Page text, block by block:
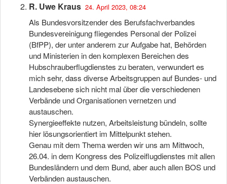
R. Uwe Kraus 24. April 2023, 08:24
Als Bundesvorsitzender des Berufsfachverbandes
Bundesvereinigung fliegendes Personal der Polizei
(BfPP), der unter anderem zur Aufgabe hat, Behörden
und Ministerien in den komplexen Bereichen des
Hubschrauberflugdienstes zu beraten, verwundert es
mich sehr, dass diverse Arbeitsgruppen auf Bundes- und
Landesebene sich nicht mal über die verschiedenen
Verbände und Organisationen vernetzen und
austauschen.
Synergieeffekte nutzen, Arbeitsleistung bündeln, sollte
hier lösungsorientiert im Mittelpunkt stehen.
Genau mit dem Thema werden wir uns am Mittwoch,
26.04. in dem Kongress des Polizeiflugdienstes mit allen
Bundesländern und dem Bund, aber auch allen BOS und
Verbänden austauschen.